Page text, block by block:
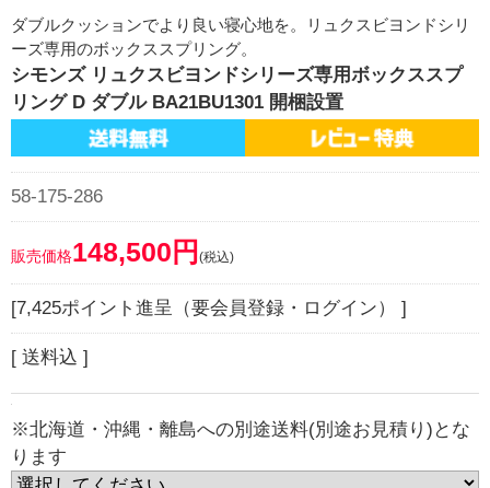
ダブルクッションでより良い寝心地を。リュクスビヨンドシリ
ーズ専用のボックススプリング。
シモンズ リュクスビヨンドシリーズ専用ボックススプ
リング D ダブル BA21BU1301 開梱設置
58-175-286
販売価格148,500円 (税込)
[7,425ポイント進呈（要会員登録・ログイン） ]
[ 送料込 ]
※北海道・沖縄・離島への別途送料(別途お見積り)とな
ります